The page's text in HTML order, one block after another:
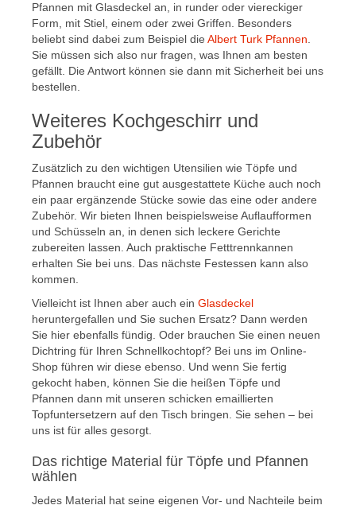
Pfannen mit Glasdeckel an, in runder oder viereckiger
Form, mit Stiel, einem oder zwei Griffen. Besonders
beliebt sind dabei zum Beispiel die Albert Turk Pfannen
Sie müssen sich also nur fragen, was Ihnen am besten
gefällt. Die Antwort können sie dann mit Sicherheit bei uns
bestellen.
Weiteres Kochgeschirr und
Zubehör
Zusätzlich zu den wichtigen Utensilien wie Töpfe und
Pfannen braucht eine gut ausgestattete Küche auch noch
ein paar ergänzende Stücke sowie das eine oder andere
Zubehör. Wir bieten Ihnen beispielsweise Auflaufformen
und Schüsseln an, in denen sich leckere Gerichte
zubereiten lassen. Auch praktische Fetttrennkannen
erhalten Sie bei uns. Das nächste Festessen kann also
kommen.
Vielleicht ist Ihnen aber auch ein Glasdeckel
heruntergefallen und Sie suchen Ersatz? Dann werden
Sie hier ebenfalls fündig. Oder brauchen Sie einen neuen
Dichtring für Ihren Schnellkochtopf? Bei uns im Online-
Shop führen wir diese ebenso. Und wenn Sie fertig
gekocht haben, können Sie die heißen Töpfe und
Pfannen dann mit unseren schicken emaillierten
Topfuntersetzern auf den Tisch bringen. Sie sehen – bei
uns ist für alles gesorgt.
Das richtige Material für Töpfe und Pfannen
wählen
Jedes Material hat seine eigenen Vor- und Nachteile beim